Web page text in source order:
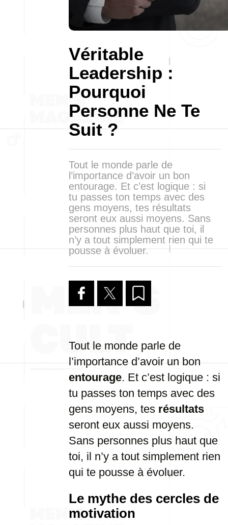
Véritable
Leadership :
Pourquoi
Personne Ne Te
Suit ?
Tout le monde parle de
l’importance d’avoir un bon
entourage. Et c’est logique : si
tu passes ton temps avec des
gens moyens, tes résultats
seront eux aussi moyens. Sans
personnes plus haut que toi, il
n’y a tout simplement rien qui te
pousse à évoluer.
Tout le monde parle de
l’importance d’avoir un bon
entourage. Et c’est logique : si
tu passes ton temps avec des
gens moyens, tes résultats
seront eux aussi moyens.
Sans personnes plus haut que
toi, il n’y a tout simplement rien
qui te pousse à évoluer.
Le mythe des cercles de
motivation